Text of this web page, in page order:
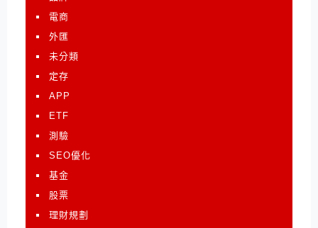
電商
外匯
未分類
定存
APP
ETF
測驗
SEO優化
基金
股票
理財規劃